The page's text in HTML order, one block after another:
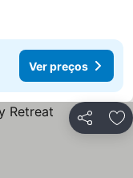
Ver preços
Partilhar